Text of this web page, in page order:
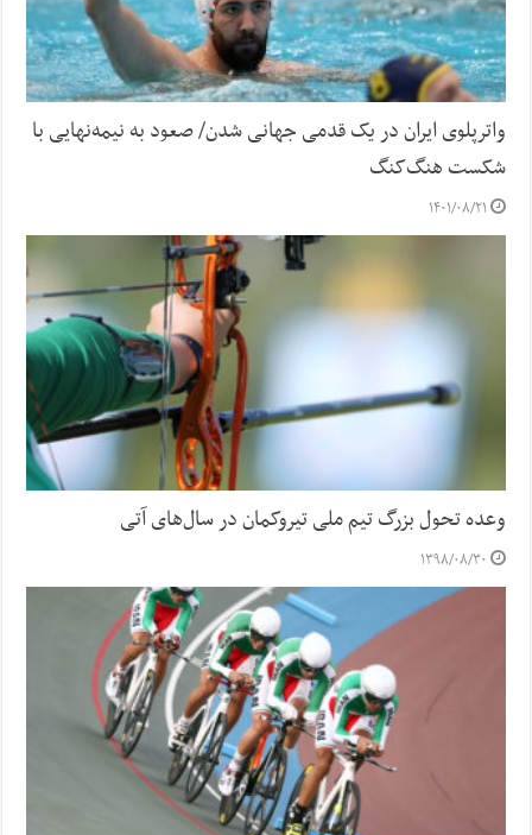
واترپلوی ایران در یک قدمی جهانی شدن/ صعود به نیمه‌نهایی با
شکست هنگ‌کنگ
۱۴۰۱/۰۸/۲۱
وعده تحول بزرگ تیم ملی تیروکمان در سال‌های آتی
۱۳۹۸/۰۸/۳۰